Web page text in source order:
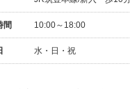
間 10:00～18:00
水・日・祝